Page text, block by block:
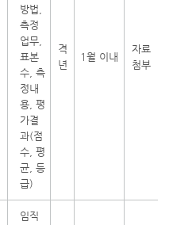
방법,
측정
업무,
표본
수, 측
정내
용, 평
가결
과(점
수, 평
균, 등
급)
격
년
1월 이내
자료
첨부
임직